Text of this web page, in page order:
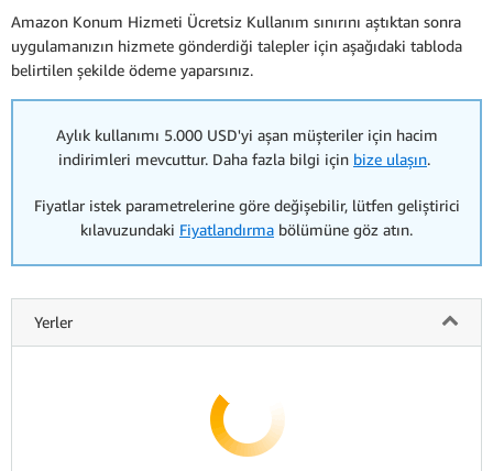
Amazon Konum Hizmeti Ücretsiz Kullanım sınırını aştıktan sonra
uygulamanızın hizmete gönderdiği talepler için aşağıdaki tabloda
belirtilen şekilde ödeme yaparsınız.
Aylık kullanımı 5.000 USD'yi aşan müşteriler için hacim
indirimleri mevcuttur. Daha fazla bilgi için bize ulaşın.
Fiyatlar istek parametrelerine göre değişebilir, lütfen geliştirici
kılavuzundaki Fiyatlandırma bölümüne göz atın.
Yerler